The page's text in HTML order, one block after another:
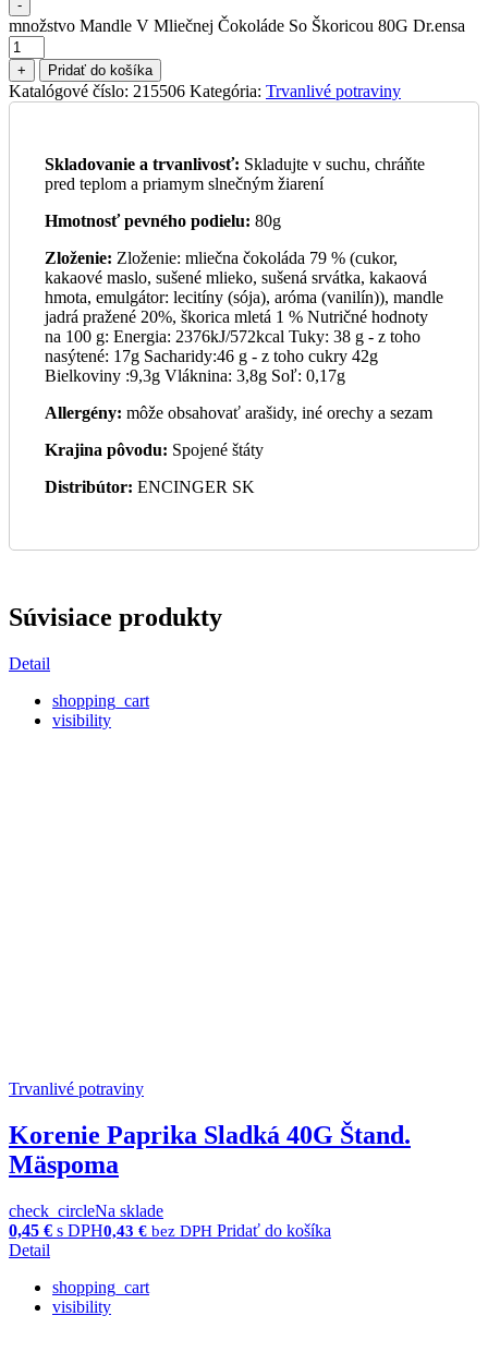
-
množstvo Mandle V Mliečnej Čokoláde So Škoricou 80G Dr.ensa
+ Pridať do košíka
Katalógové číslo: 215506 Kategória: Trvanlivé potraviny
Skladovanie a trvanlivosť: Skladujte v suchu, chráňte
pred teplom a priamym slnečným žiarení
Hmotnosť pevného podielu: 80g
Zloženie: Zloženie: mliečna čokoláda 79 % (cukor,
kakaové maslo, sušené mlieko, sušená srvátka, kakaová
hmota, emulgátor: lecitíny (sója), aróma (vanilín)), mandle
jadrá pražené 20%, škorica mletá 1 % Nutričné hodnoty
na 100 g: Energia: 2376kJ/572kcal Tuky: 38 g - z toho
nasýtené: 17g Sacharidy:46 g - z toho cukry 42g
Bielkoviny :9,3g Vláknina: 3,8g Soľ: 0,17g
Allergény: môže obsahovať arašidy, iné orechy a sezam
Krajina pôvodu: Spojené štáty
Distribútor: ENCINGER SK
Súvisiace produkty
Detail
shopping_cart
visibility
Trvanlivé potraviny
Korenie Paprika Sladká 40G Štand.
Mäspoma
check_circleNa sklade
0,45 € s DPH0,43 € bez DPH Pridať do košíka
Detail
shopping_cart
visibility